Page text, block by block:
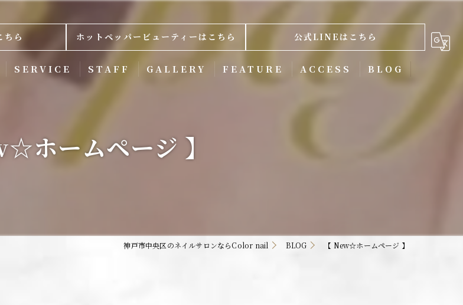
ちら ホットペッパービューティーはこちら 公式LINEはこちら
SERVICE STAFF GALLERY FEATURE ACCESS BLOG
ホームページ 】
神戸市中央区のネイルサロンならColor nail BLOG 【 New☆ホームページ 】